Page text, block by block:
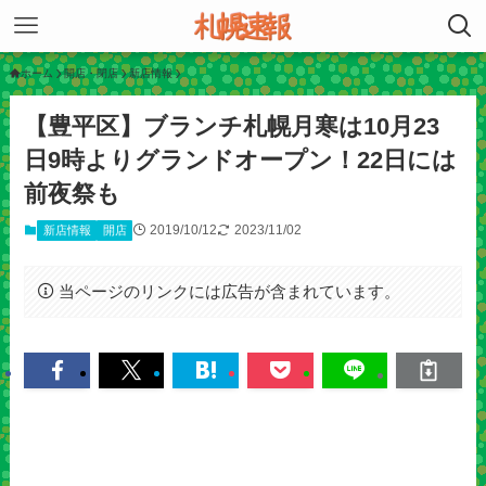
ホーム 開店・閉店 新店情報
【豊平区】ブランチ札幌月寒は10月23
日9時よりグランドオープン！22日には
前夜祭も
新店情報 開店 2019/10/12 2023/11/02
当ページのリンクには広告が含まれています。